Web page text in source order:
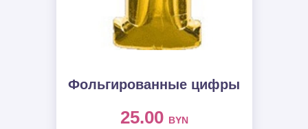
Фольгированные цифры
25.00 BYN